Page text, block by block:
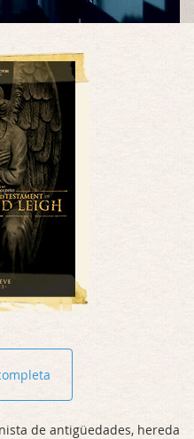
de antigüedades, hereda